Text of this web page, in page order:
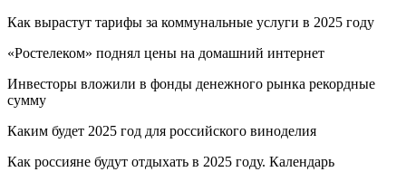
Как вырастут тарифы за коммунальные услуги в 2025 году
«Ростелеком» поднял цены на домашний интернет
Инвесторы вложили в фонды денежного рынка рекордные
сумму
Каким будет 2025 год для российского виноделия
Как россияне будут отдыхать в 2025 году. Календарь